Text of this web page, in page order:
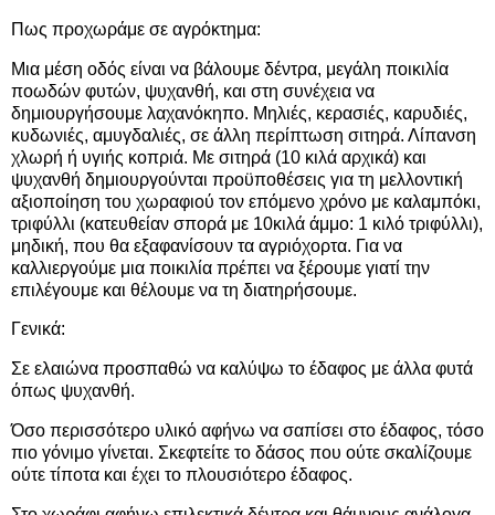
Πως προχωράμε σε αγρόκτημα:
Μια μέση οδός είναι να βάλουμε δέντρα, μεγάλη ποικιλία
ποωδών φυτών, ψυχανθή, και στη συνέχεια να
δημιουργήσουμε λαχανόκηπο. Μηλιές, κερασιές, καρυδιές,
κυδωνιές, αμυγδαλιές, σε άλλη περίπτωση σιτηρά. Λίπανση
χλωρή ή υγιής κοπριά. Με σιτηρά (10 κιλά αρχικά) και
ψυχανθή δημιουργούνται προϋποθέσεις για τη μελλοντική
αξιοποίηση του χωραφιού τον επόμενο χρόνο με καλαμπόκι,
τριφύλλι (κατευθείαν σπορά με 10κιλά άμμο: 1 κιλό τριφύλλι),
μηδική, που θα εξαφανίσουν τα αγριόχορτα. Για να
καλλιεργούμε μια ποικιλία πρέπει να ξέρουμε γιατί την
επιλέγουμε και θέλουμε να τη διατηρήσουμε.
Γενικά:
Σε ελαιώνα προσπαθώ να καλύψω το έδαφος με άλλα φυτά
όπως ψυχανθή.
Όσο περισσότερο υλικό αφήνω να σαπίσει στο έδαφος, τόσο
πιο γόνιμο γίνεται. Σκεφτείτε το δάσος που ούτε σκαλίζουμε
ούτε τίποτα και έχει το πλουσιότερο έδαφος.